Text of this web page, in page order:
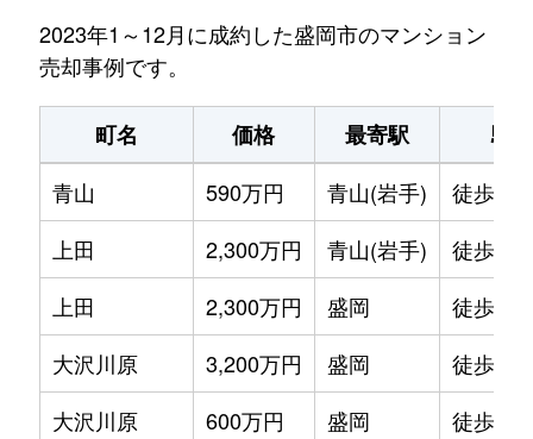
2023年1～12月に成約した盛岡市のマンション
売却事例です。
町名 価格 最寄駅
駅
青山
590万円 青山(岩手)
徒歩5分
上田
2,300万円 青山(岩手)
徒歩23
上田
2,300万円 盛岡
徒歩45
大沢川原
3,200万円 盛岡
徒歩12
大沢川原
600万円 盛岡
徒歩6分